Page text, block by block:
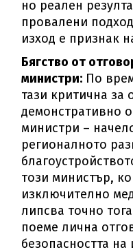
но реален
провалени
изход е признак
Бягство от
министри: По
тази критична за
демонстративно
министри –
регионалното
този министър,
изключително
липсва точно
поеме лична
безопасността на